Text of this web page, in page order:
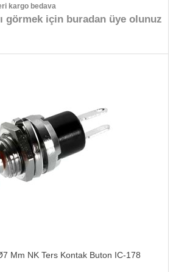
kargo bedava
görmek için buradan üye olunuz
Mm NK Ters Kontak Buton IC-178